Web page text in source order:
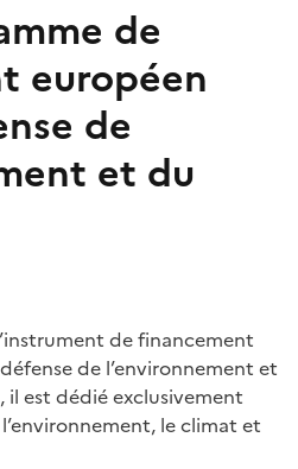
de
européen
de
et du
de financement
de l’environnement et
il est dédié exclusivement
le climat et